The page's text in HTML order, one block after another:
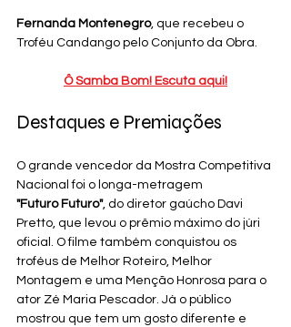
Fernanda Montenegro, que recebeu o
Troféu Candango pelo Conjunto da Obra.
Ô Samba Bom! Escuta aqui!
Destaques e Premiações
O grande vencedor da Mostra Competitiva
Nacional foi o longa-metragem
"Futuro Futuro", do diretor gaúcho Davi
Pretto, que levou o prêmio máximo do júri
oficial. O filme também conquistou os
troféus de Melhor Roteiro, Melhor
Montagem e uma Menção Honrosa para o
ator Zé Maria Pescador. Já o público
mostrou que tem um gosto diferente e